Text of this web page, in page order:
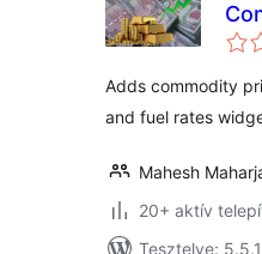
Adds commodity
and fuel rates
Mahesh
20+ aktív
Tesztelve: